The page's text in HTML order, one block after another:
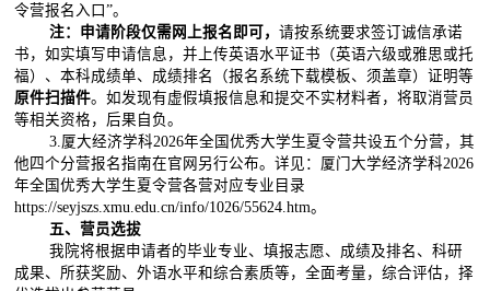
令营报名入口”。
注：申请阶段仅需网上报名即可， 请按系统要求签订诚信承诺
书，如实填写申请信息，并上传英语水平证书（英语六级或雅思或托
福）、本科成绩单、成绩排名（报名系统下载模板、须盖章）证明等
原件扫描件。如发现有虚假填报信息和提交不实材料者，将取消营员
等相关资格，后果自负。
3. 厦大经济学科2026年全国优秀大学生夏令营共设五个分营，其
他四个分营报名指南在官网另行公布。详见：厦门大学经济学科2026
年全国优秀大学生夏令营各营对应专业目录
https://seyjszs.xmu.edu.cn/info/1026/55624.htm。
五、营员选拔
我院将根据申请者的毕业专业、填报志愿、成绩及排名、科研
成果、所获奖励、外语水平和综合素质等，全面考量，综合评估，择